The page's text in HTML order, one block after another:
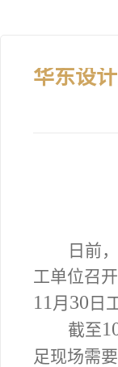
日前
工单位召
11 月 30 日
截至
足现场需